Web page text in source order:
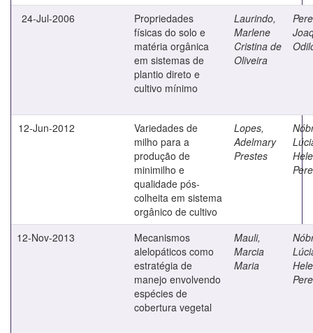
24-Jul-2006
Propriedades
físicas do solo e
matéria orgânica
em sistemas de
plantio direto e
cultivo mínimo
Laurindo,
Marlene
Cristina de
Oliveira
12-Jun-2012
Variedades de
milho para a
produção de
minimilho e
qualidade pós-
colheita em sistema
orgânico de cultivo
Lopes,
Adelmary
Prestes
12-Nov-2013
Mecanismos
alelopáticos como
estratégia de
manejo envolvendo
espécies de
cobertura vegetal
Mauli,
Marcia
Maria